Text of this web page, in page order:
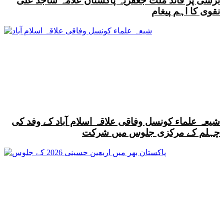
نقوی کا اہم پیغام
شیعہ علماء کونسل وفاقی علاقہ اسلام آباد کے وفد کی
چہلم کے مرکزی جلوس میں شرکت